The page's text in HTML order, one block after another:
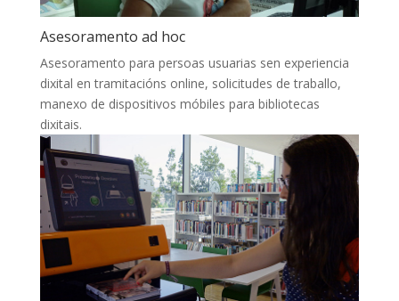
Asesoramento ad hoc
Asesoramento para persoas usuarias sen experiencia
dixital en tramitacións online, solicitudes de traballo,
manexo de dispositivos móbiles para bibliotecas
dixitais.